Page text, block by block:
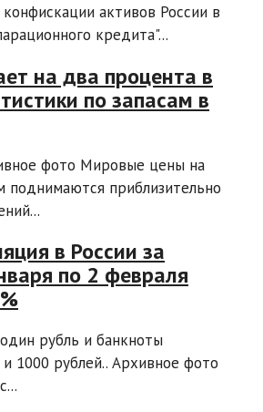
активов России в
кредита"...
на два процента в
по запасам в
фото Мировые цены на
приблизительно
в России за
по 2 февраля
рубль и банкноты
1000 рублей.. Архивное фото